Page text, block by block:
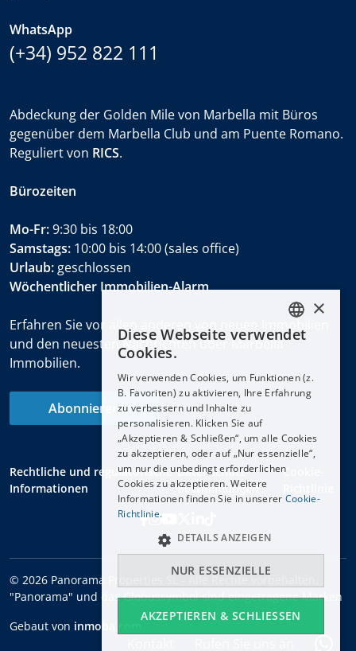
WhatsApp
(+34) 952 822 111
Abdeckung der Golden Mile von Marbella mit Büros
gegenüber dem Marbella Club und am Puente Romano.
Reguliert von RICS.
Bürozeiten
Mo-Fr:9:30 bis 18:00
Samstags: 10:00 bis 14:00 (sales office)
Urlaub: geschlossen
Wöchentlicher Immobilien-Alarm
Erfahren Sie vor allen anderen von neuen Immobilien
und den neuesten Nachrichten über Marbella
Immobilien.
Abonnieren
Rechtliche und regulatorische
Informationen
Datenschutz-
Bestimmungen
Cookie-
© 2026 Panorama Properties SL - Alle Rechte vorbehalten.
"Panorama" und das Globussymbol sind eingetragene Marken
Gebaut von inmoba.com
ENGLISH
DEUTSCH
NEDERLANDS
×
Diese Webseite verwendet
Cookies.
Wir verwenden Cookies, um Funktionen (z.
B. Favoriten) zu aktivieren, Ihre Erfahrung
zu verbessern und Inhalte zu
personalisieren. Klicken Sie auf
„Akzeptieren & Schließen“, um alle Cookies
zu akzeptieren, oder auf „Nur essenzielle“,
um nur die unbedingt erforderlichen
Cookies zu akzeptieren. Weitere
Informationen finden Sie in unserer Cookie-
Richtlinie.
AKZEPTIEREN & SCHLIESSEN
NUR ESSENZIELLE
DETAILS ANZEIGEN